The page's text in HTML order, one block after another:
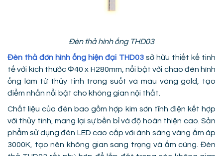
Đèn thả hình ống THD03
Đèn thả đơn hình ống hiện đại THD03sở hữu thiết kế tinh
tế với kích thước Φ40 x H280mm, nổi bật với chao đèn hình
ống làm từ thủy tinh trong suốt và màu vàng gold, tạo
điểm nhấn nổi bật cho không gian nội thất.
Chất liệu của đèn bao gồm hợp kim sơn tĩnh điện kết hợp
với thủy tinh, mang lại sự bền bỉ và độ hoàn thiện cao. Sản
phẩm sử dụng đèn LED cao cấp với ánh sáng vàng ấm áp
3000K, tạo nên không gian sang trọng và ấm cúng. Đèn